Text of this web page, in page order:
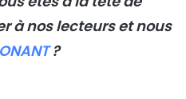
à nos lecteurs et nous
?